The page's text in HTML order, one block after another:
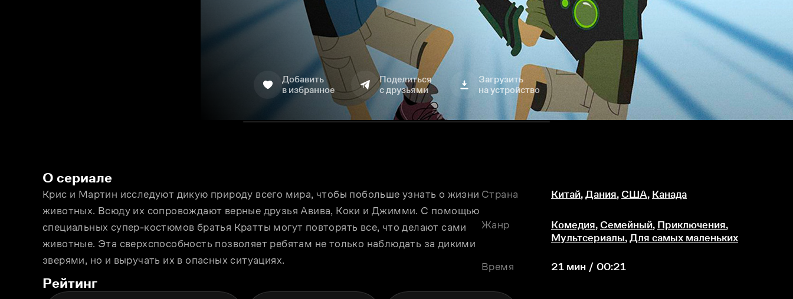
Добавить
в избранное
Поделиться
с друзьями
Загрузить
на устройство
О сериале
Крис и Мартин исследуют дикую природу всего мира, чтобы побольше узнать о жизни
животных. Всюду их сопровождают верные друзья Авива, Коки и Джимми. С помощью
специальных супер-костюмов братья Кратты могут повторять все, что делают сами
животные. Эта сверхспособность позволяет ребятам не только наблюдать за дикими
зверями, но и выручать их в опасных ситуациях.
Страна Китай, Дания, США, Канада
Жанр Комедия, Семейный, Приключения,
Мультсериалы, Для самых маленьких
Время 21 мин / 00:21
Рейтинг